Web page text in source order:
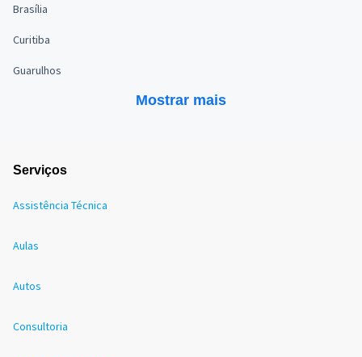
Brasília
Curitiba
Guarulhos
Mostrar mais
Serviços
Assistência Técnica
Aulas
Autos
Consultoria